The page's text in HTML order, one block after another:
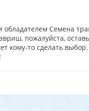
обладателем Семена
пожалуйста,
кому-то сделать